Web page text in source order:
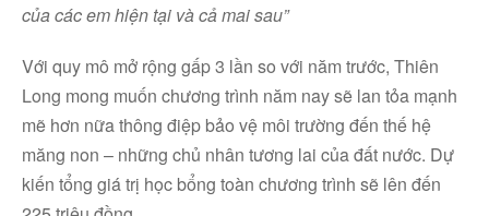
của các em hiện tại và cả mai sau”
Với quy mô mở rộng gấp 3 lần so với năm trước, Thiên
Long mong muốn chương trình năm nay sẽ lan tỏa mạnh
mẽ hơn nữa thông điệp bảo vệ môi trường đến thế hệ
măng non – những chủ nhân tương lai của đất nước. Dự
kiến tổng giá trị học bổng toàn chương trình sẽ lên đến